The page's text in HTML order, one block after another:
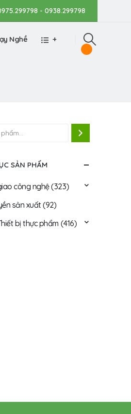
- 0938.299798
Nghề +
SẢN PHẨM
công nghệ(323)
sản xuất(92)
bị thực phẩm (416)